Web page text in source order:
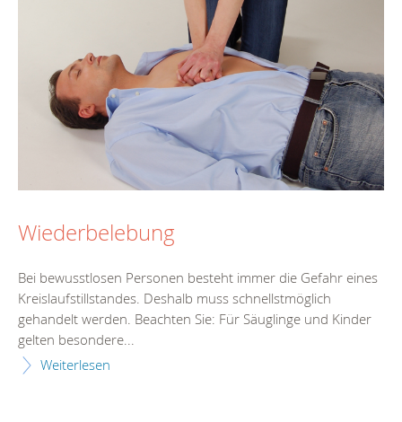
Wiederbelebung
Bei bewusstlosen Personen besteht immer die Gefahr eines
Kreislaufstillstandes. Deshalb muss schnellstmöglich
gehandelt werden. Beachten Sie: Für Säuglinge und Kinder
gelten besondere...
Weiterlesen